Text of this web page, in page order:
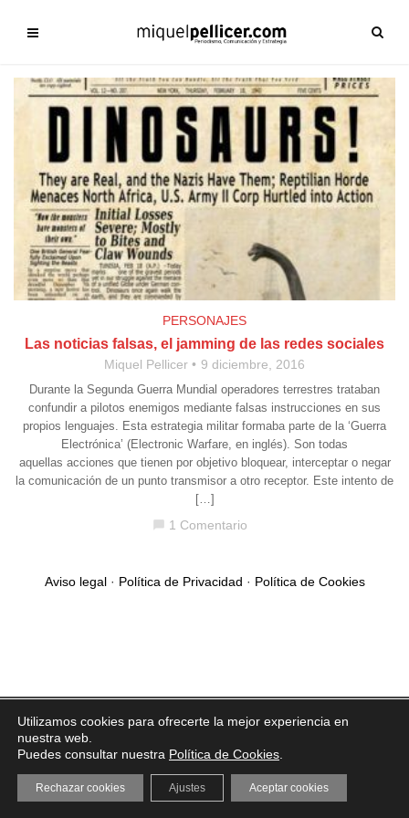
PERSONAJES
Las noticias falsas, el jamming de las redes sociales
Miquel Pellicer 9 diciembre, 2016
Durante la Segunda Guerra Mundial operadores terrestres trataban
confundir a pilotos enemigos mediante falsas instrucciones en sus
propios lenguajes. Esta estrategia militar formaba parte de la ‘Guerra
Electrónica’ (Electronic Warfare, en inglés). Son todas
aquellas acciones que tienen por objetivo bloquear, interceptar o negar
la comunicación de un punto transmisor a otro receptor. Este intento de
[…]
chat_bubble 1 Comentario
Aviso legal· Política de Privacidad · Política de Cookies
Utilizamos cookies para ofrecerte la mejor experiencia en
nuestra web.
Puedes consultar nuestra Política de Cookies
Aceptar cookies
Rechazar cookies Ajustes